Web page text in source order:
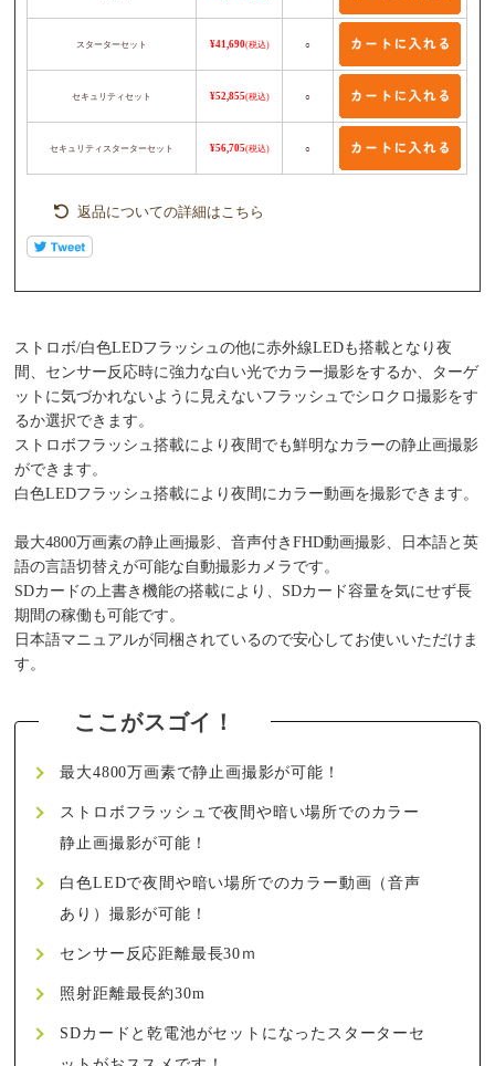
スターターセット ¥41,690(税込) ○
セキュリティセット ¥52,855(税込) ○
セキュリティスターターセット ¥56,705(税込) ○
返品についての詳細はこちら
ストロボ/白色LEDフラッシュの他に赤外線LEDも搭載となり夜
間、センサー反応時に強力な白い光でカラー撮影をするか、ターゲ
ットに気づかれないように見えないフラッシュでシロクロ撮影をす
るか選択できます。
ストロボフラッシュ搭載により夜間でも鮮明なカラーの静止画撮影
ができます。
白色LEDフラッシュ搭載により夜間にカラー動画を撮影できます。
最大4800万画素の静止画撮影、音声付きFHD動画撮影、日本語と英
語の言語切替えが可能な自動撮影カメラです。
SDカードの上書き機能の搭載により、SDカード容量を気にせず長
期間の稼働も可能です。
日本語マニュアルが同梱されているので安心してお使いいただけま
す。
最大4800万画素で静止画撮影が可能！
ストロボフラッシュで夜間や暗い場所でのカラー
静止画撮影が可能！
白色LEDで夜間や暗い場所でのカラー動画（音声
あり）撮影が可能！
センサー反応距離最長30ｍ
照射距離最長約30m
SDカードと乾電池がセットになったスターターセ